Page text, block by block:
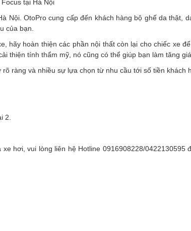
tại Hà Nội
Nội. OtoPro cung cấp đến khách hàng bộ ghế da thật,
của bạn.
hãy hoàn thiện các phần nội thất còn lại cho chiếc xe
thiện tính thẩm mỹ, nó cũng có thể giúp bạn làm tăng
ràng và nhiều sự lựa chọn từ nhu cầu tới số tiền khách
2.
xe hơi, vui lòng liên hệ Hotline 0916908228/